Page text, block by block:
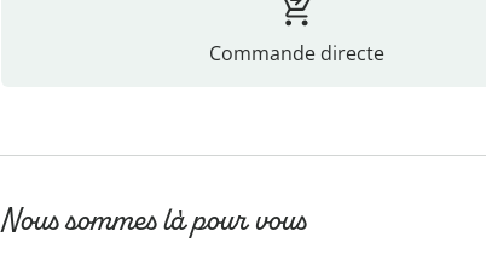
Commande directe
Nous sommes là pour vous